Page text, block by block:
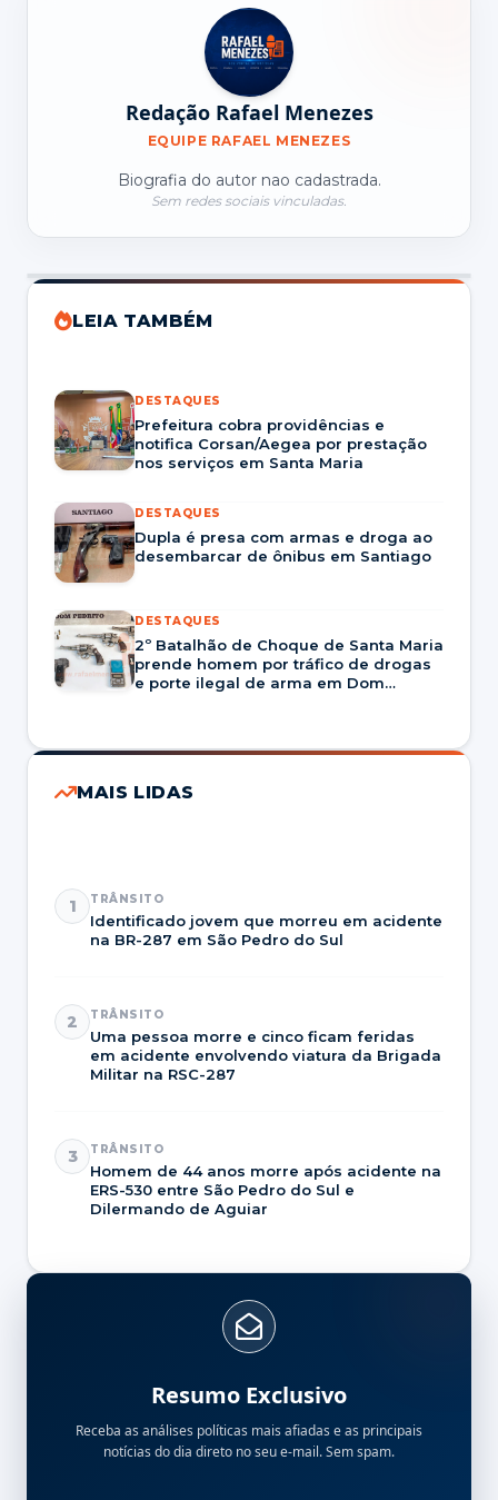
Redação Rafael Menezes
EQUIPE RAFAEL MENEZES
Biografia do autor nao cadastrada.
Sem redes sociais vinculadas.
LEIA TAMBÉM
DESTAQUES
Prefeitura cobra providências e
notifica Corsan/Aegea por prestação
nos serviços em Santa Maria
DESTAQUES
Dupla é presa com armas e droga ao
desembarcar de ônibus em Santiago
DESTAQUES
2º Batalhão de Choque de Santa Maria
prende homem por tráfico de drogas
e porte ilegal de arma em Dom
MAIS LIDAS
1 TRÂNSITO
Identificado jovem que morreu em acidente
na BR-287 em São Pedro do Sul
2 TRÂNSITO
Uma pessoa morre e cinco ficam feridas
em acidente envolvendo viatura da Brigada
Militar na RSC-287
3 TRÂNSITO
Homem de 44 anos morre após acidente na
ERS-530 entre São Pedro do Sul e
Dilermando de Aguiar
Resumo Exclusivo
Receba as análises políticas mais afiadas e as principais
notícias do dia direto no seu e-mail. Sem spam.